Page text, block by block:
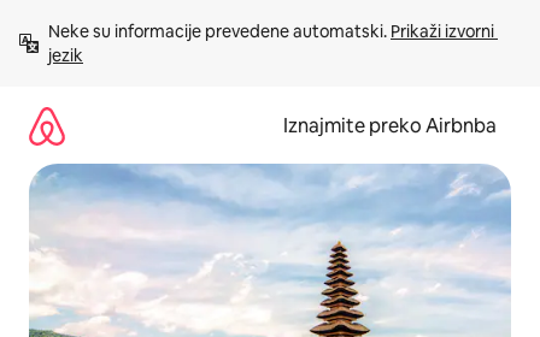
sadržaj
Neke su informacije prevedene automatski. Prikaži izvorni
jezik
Iznajmite preko Airbnba